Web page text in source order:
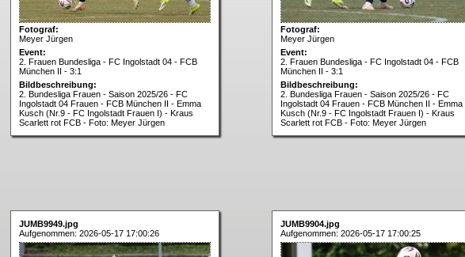
Fotograf:
Meyer Jürgen
Event:
2. Frauen Bundesliga - FC Ingolstadt 04 - FCB
München II - 3:1
Bildbeschreibung:
2. Bundesliga Frauen - Saison 2025/26 - FC
Ingolstadt 04 Frauen - FCB München II - Emma
Kusch (Nr.9 - FC Ingolstadt Frauen I) - Kraus
Scarlett rot FCB - Foto: Meyer Jürgen
Fotograf:
Meyer Jürgen
Event:
2. Frauen Bundesliga - FC Ingolstadt 04 - FCB
München II - 3:1
Bildbeschreibung:
2. Bundesliga Frauen - Saison 2025/26 - FC
Ingolstadt 04 Frauen - FCB München II - Emma
Kusch (Nr.9 - FC Ingolstadt Frauen I) - Kraus
Scarlett rot FCB - Foto: Meyer Jürgen
JUMB9949.jpg
Aufgenommen: 2026-05-17 17:00:26
JUMB9904.jpg
Aufgenommen: 2026-05-17 17:00:25